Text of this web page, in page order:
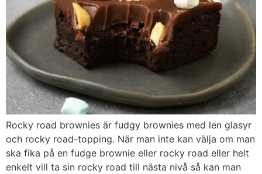
Rocky road brownies är fudgy brownies med len glasyr
och rocky road-topping. När man inte kan välja om man
ska fika på en fudge brownie eller rocky road eller helt
enkelt vill ta sin rocky road till nästa nivå så kan man